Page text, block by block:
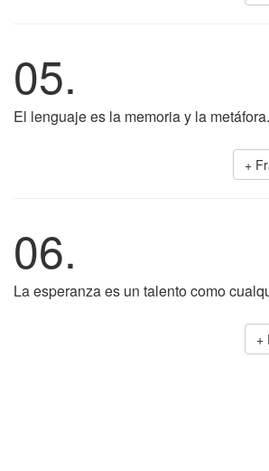
05.
El lenguaje es la memoria y la metáfora.
+
06.
La esperanza es un talento como
+